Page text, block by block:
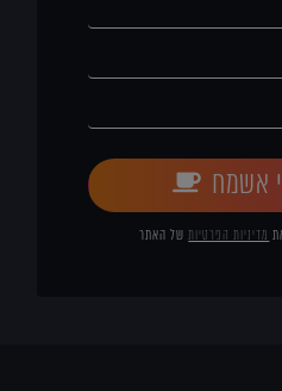
אשמח
מדיניות הפרטיותשל האתר